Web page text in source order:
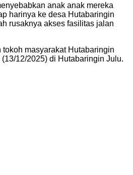
anak anak mereka
harinya ke desa Hutabaringin
rusaknya akses fasilitas jalan
masyarakat Hutabaringin
12/2025) di Hutabaringin Julu.